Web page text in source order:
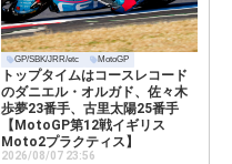
GP/SBK/JRR/etc MotoGP
トップタイムはコースレコード
のダニエル・オルガド、佐々木
歩夢23番手、古里太陽25番手
【MotoGP第12戦イギリス
Moto2プラクティス】
2026/08/07 23:56